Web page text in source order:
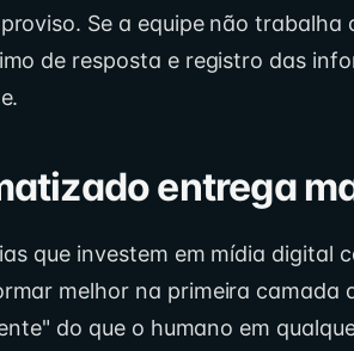
Se a equipe não trabalha
de resposta e registro das
entrega
que investem em mídia digital
melhor na primeira camada
do que o humano em